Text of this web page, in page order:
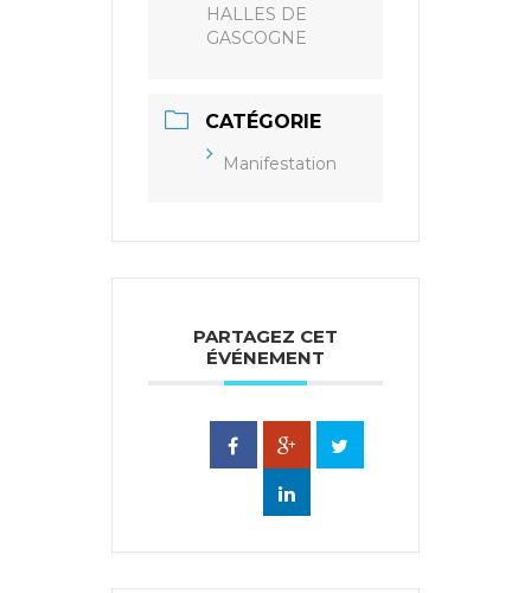
HALLES DE
GASCOGNE
CATÉGORIE
Manifestation
PARTAGEZ CET
ÉVÉNEMENT